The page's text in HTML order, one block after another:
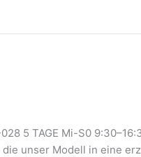
028 5 TAGE Mi-S0
die unser Modell in eine